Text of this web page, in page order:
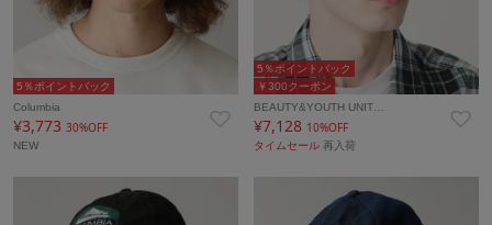
5％ポイントバック
Columbia
¥3,773 30%OFF
NEW
￥300クーポン
5％ポイントバック
BEAUTY&YOUTH UNIT…
¥7,128 10%OFF
タイムセール再入荷